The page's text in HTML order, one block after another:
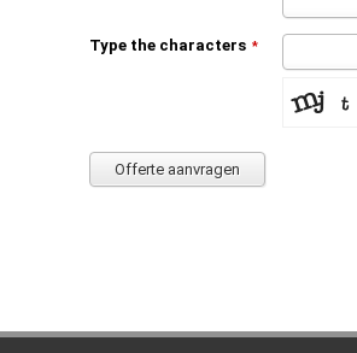
Type the characters *
Offerte aanvragen